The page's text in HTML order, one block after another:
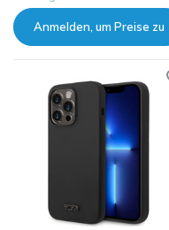
Anmelden, um Preise zu